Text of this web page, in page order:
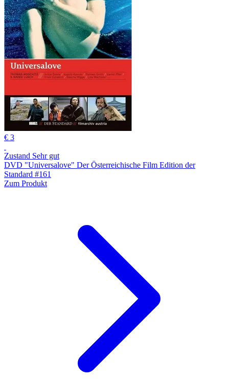
€ 3
Zustand Sehr gut
DVD "Universalove" Der Österreichische Film Edition der
Standard #161
Zum Produkt